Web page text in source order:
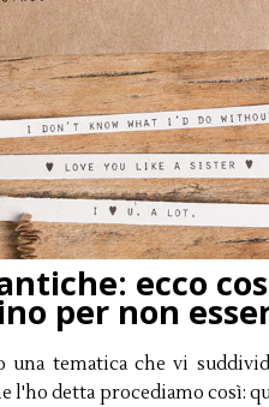
ecco
per non
tematica che vi
l'ho detta procediamo così: